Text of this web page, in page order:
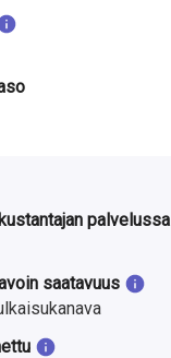
palvelussa
saatavuus